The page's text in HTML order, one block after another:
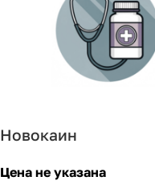
Новокаин
Цена не указана